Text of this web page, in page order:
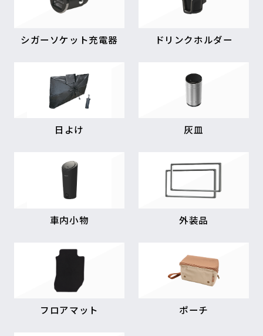
シガーソケット充電器 ドリンクホルダー
日よけ 灰皿
車内小物 外装品
フロアマット ポーチ